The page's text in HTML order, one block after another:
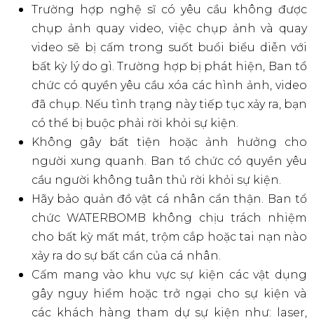
vực sân khấu chính. Việc sử dụng súng nước
bên ngoài các khu vực được phép có thể bị
hạn chế. Vui lòng không sử dụng súng nước
gần các thiết bị điện tử.
Ban tổ chức WATERBOMB không chịu trách
nhiệm về tranh chấp phát sinh từ việc sử dụng
súng nước. Người tham gia cần tự giác sử
dụng an toàn, tránh gây hại cho người khác.
Trong trường hợp việc sử dụng súng nước gây
hư hỏng hoặc ảnh hưởng đến khán giả xung
quanh, Ban tổ chức có quyền yêu cầu khách
hàng rời khỏi khu vực sự kiện.
Tuyệt đối cấm sử dụng súng nước để bắn hoặc
tác động vào mặt, cơ thể của các nghệ sĩ tham
gia. Trong trường hợp lặp lại hành vi này
nhiều lần, Ban tổ chức có quyền yêu cầu khách
hàng rời khỏi khu vực sự kiện.